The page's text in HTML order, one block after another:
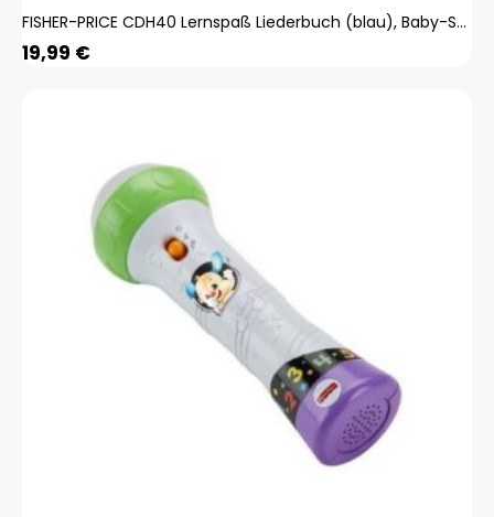
FISHER-PRICE CDH40 Lernspaß Liederbuch (blau), Baby-Spielzeug mit Musik, Lernspielzeug
19,99 €